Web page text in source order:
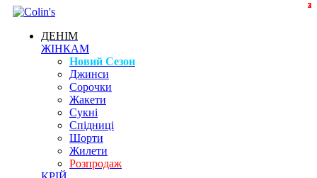
ДЕНІМ
ЖІНКАМ
Новий Сезон
Джинси
Сорочки
Жакети
Сукні
Спідниці
Шорти
Жилети
Розпродаж
2
3
3
2